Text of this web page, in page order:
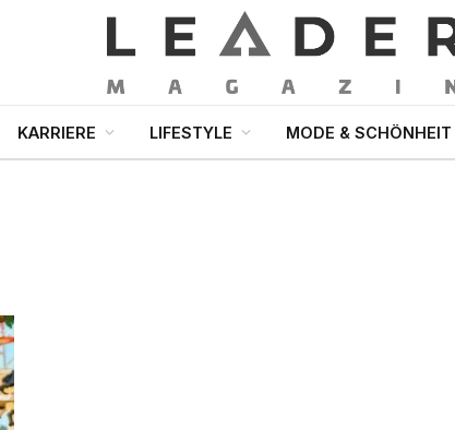
KARRIERE LIFESTYLE MODE & SCHÖNHEIT